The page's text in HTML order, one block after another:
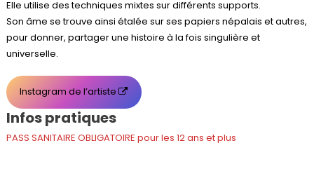
Elle utilise des techniques mixtes sur différents supports.
Son âme se trouve ainsi étalée sur ses papiers népalais et autres,
pour donner, partager une histoire à la fois singulière et
universelle.
Instagram de l’artiste
Infos pratiques
PASS SANITAIRE OBLIGATOIRE pour les 12 ans et plus